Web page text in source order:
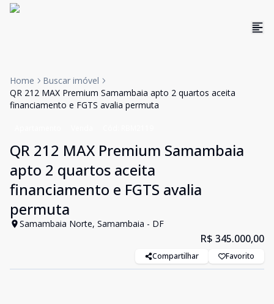
Home
Buscar imóvel
QR 212 MAX Premium Samambaia apto 2 quartos aceita
financiamento e FGTS avalia permuta
QR 212 MAX Premium Samambaia
apto 2 quartos aceita
financiamento e FGTS avalia
permuta
Samambaia Norte, Samambaia - DF
R$ 345.000,00
Compartilhar Favorito